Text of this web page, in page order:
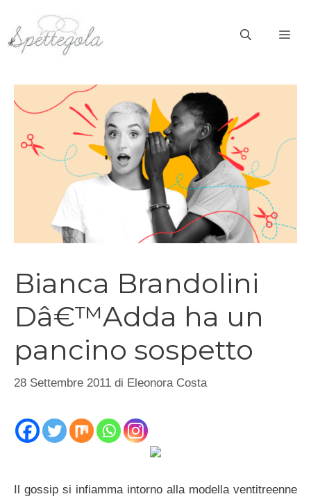
contenuto
Bianca Brandolini
Dâ€™Adda ha un
pancino sospetto
28 Settembre 2011 di Eleonora Costa
Il gossip si infiamma intorno alla modella ventitreenne